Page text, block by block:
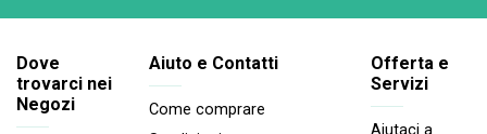
Dove
trovarci nei
Negozi
Aiuto e Contatti
Come comprare
Offerta e
Servizi
Aiutaci a